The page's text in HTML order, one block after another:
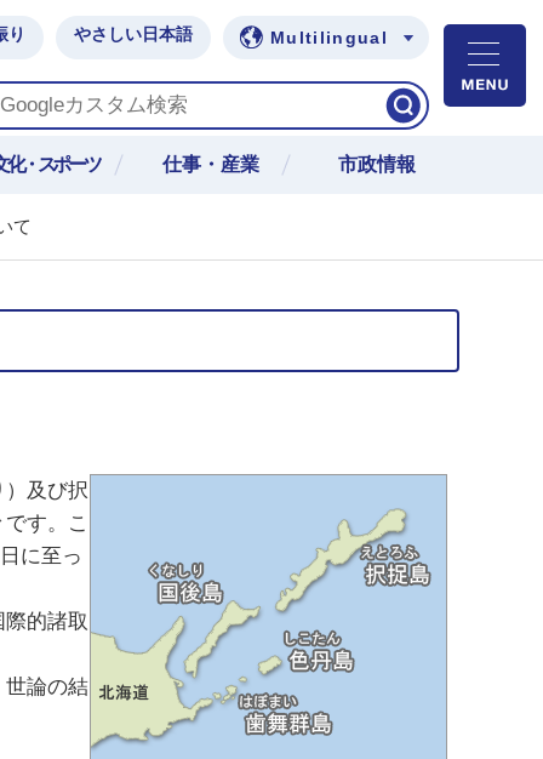
り やさしい日本語 Multilingual
化・スポーツ 仕事・産業 市政情報
て
及び択
す。こ
に至っ
的諸取
論の結